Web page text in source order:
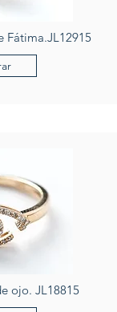
Fátima.JL12915
ojo. JL18815